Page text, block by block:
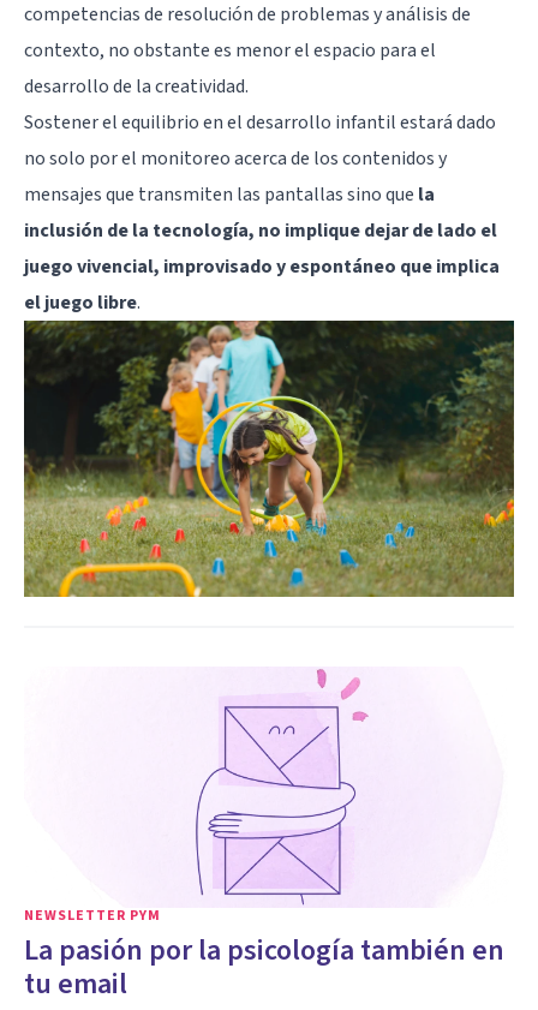
competencias de resolución de problemas y análisis de
contexto, no obstante es menor el espacio para el
desarrollo de la creatividad.
Sostener el equilibrio en el desarrollo infantil estará dado
no solo por el monitoreo acerca de los contenidos y
mensajes que transmiten las pantallas sino que la
inclusión de la tecnología, no implique dejar de lado el
juego vivencial, improvisado y espontáneo que implica
el juego libre.
NEWSLETTER PYM
La pasión por la psicología también en
tu email